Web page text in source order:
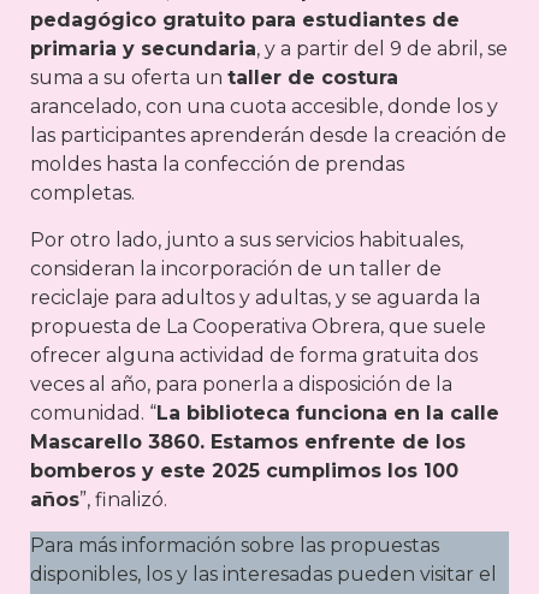
pedagógico gratuito para estudiantes de
primaria y secundaria, y a partir del 9 de abril, se
suma a su oferta un taller de costura
arancelado, con una cuota accesible, donde los y
las participantes aprenderán desde la creación de
moldes hasta la confección de prendas
completas.
Por otro lado, junto a sus servicios habituales,
consideran la incorporación de un taller de
reciclaje para adultos y adultas, y se aguarda la
propuesta de La Cooperativa Obrera, que suele
ofrecer alguna actividad de forma gratuita dos
veces al año, para ponerla a disposición de la
comunidad. “La biblioteca funciona en la calle
Mascarello 3860. Estamos enfrente de los
bomberos y este 2025 cumplimos los 100
años”, finalizó.
Para más información sobre las propuestas
disponibles, los y las interesadas pueden visitar el